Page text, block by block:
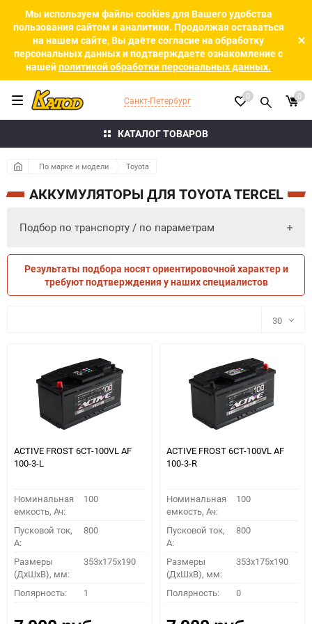
Мы используем файлы cookies для Вашего удобства
пользования сайтом и аналитики. Продолжая оставаться
на нашем сайте, Вы даёте согласие на обработку
персональных данных и подтверждаете ознакомление с
нашейполитикой обработки персональных данных.
КАТАЛОГ ТОВАРОВ
Санкт-Петербург 0 0
По марке и модели Toyota
АККУМУЛЯТОРЫ ДЛЯ TOYOTA TERCEL
Подбор по транспорту / по параметрам
ПО ТРАНСПОРТУ ПО ПАРАМЕТРАМ
ПОДОБРАТЬ
Результаты подбора носят ориентировочной характер и
требуют подтверждения у наших специалистов
30
30
60
90
ACTIVE FROST 6СТ-100VL АF
100-3-L
Номинальная
емкость, Ач:
100
Пусковой ток,
A:
800
Размеры
(ДхШхВ), мм:
353x175x190
Полярность: 1
ACTIVE FROST 6СТ-100VL АF
100-3-R
Номинальная
емкость, Ач:
100
Пусковой ток,
A:
800
Размеры
(ДхШхВ), мм:
353x175x190
Полярность: 0